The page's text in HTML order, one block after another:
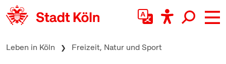
zum Inhalt springen
Leben in Köln Freizeit, Natur und Sport